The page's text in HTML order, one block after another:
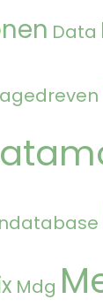
Data
Mdg